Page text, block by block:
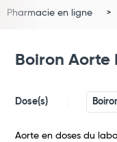
Pharmacie en ligne
Boiron Aorte
Dose(s)
Aorte en doses du